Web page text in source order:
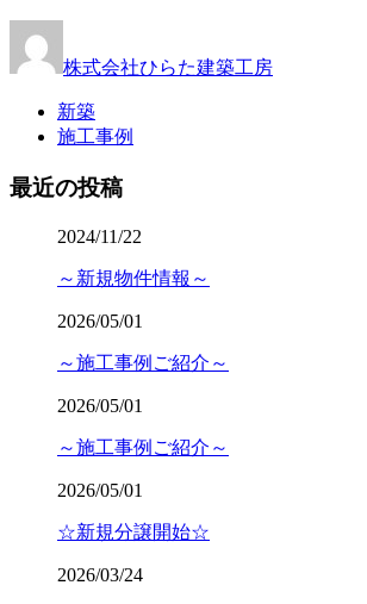
株式会社ひらた建築工房
新築
施工事例
最近の投稿
2024/11/22
～新規物件情報～
2026/05/01
～施工事例ご紹介～
2026/05/01
～施工事例ご紹介～
2026/05/01
☆新規分譲開始☆
2026/03/24